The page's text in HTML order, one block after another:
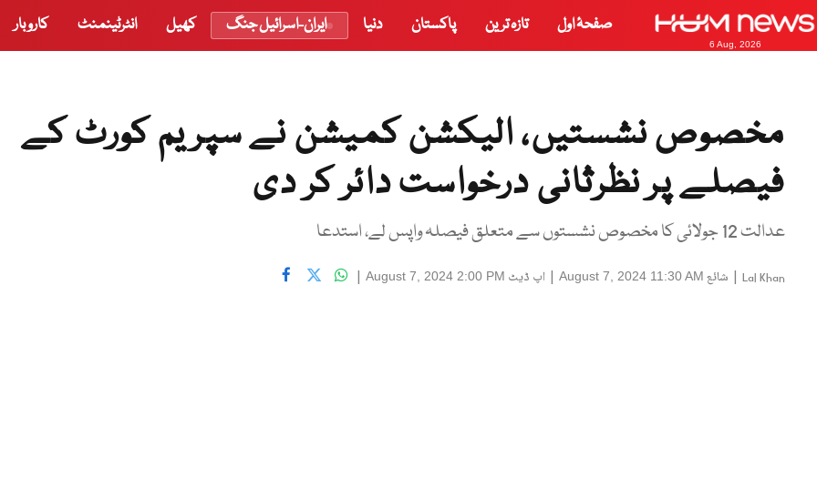
6 Aug, 2026
صفحۂ اول تازہ ترین پاکستان دنیا ایران-اسرائیل جنگ کھیل انٹرٹینمنٹ کاروبار
مخصوص نشستیں، الیکشن کمیشن نے سپریم کورٹ کے
فیصلے پر نظرثانی درخواست دائر کر دی
عدالت 12 جولائی کا مخصوص نشستوں سے متعلق فیصلہ واپس لے، استدعا
Lal Khan
| شائع August 7, 2024 11:30 AM
| اپ ڈیٹ August 7, 2024 2:00 PM
|